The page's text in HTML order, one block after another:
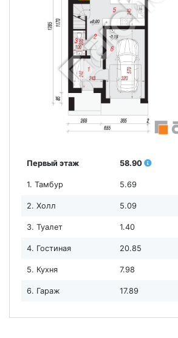
Первый этаж 58.90
1. Тамбур 5.69
2. Холл 5.09
3. Туалет 1.40
4. Гостиная 20.85
5. Кухня 7.98
6. Гараж 17.89